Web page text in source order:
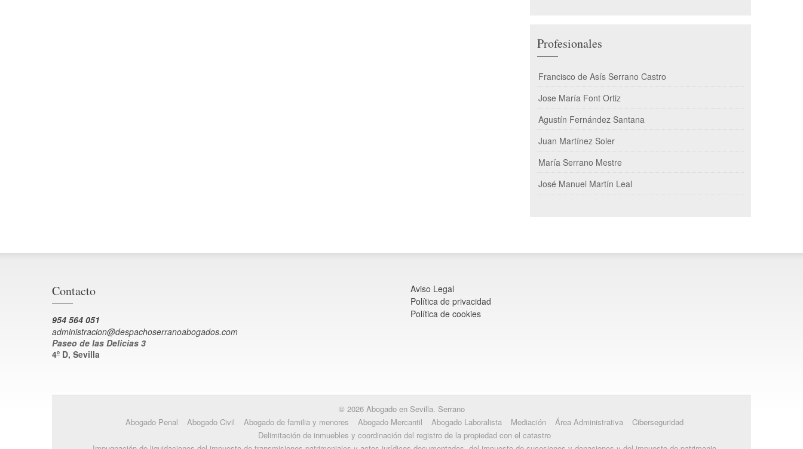
Profesionales
Francisco de Asís Serrano Castro
Jose María Font Ortiz
Agustín Fernández Santana
Juan Martínez Soler
María Serrano Mestre
José Manuel Martín Leal
Contacto
954 564 051
administracion@despachoserranoabogados.com
Paseo de las Delicias 3
4º D, Sevilla
Aviso Legal
Política de privacidad
Política de cookies
© 2026 Abogado en Sevilla. Serrano
Abogado Penal
Abogado Civil Abogado de familia y menores Abogado Mercantil Abogado Laboralista Mediación Área Administrativa
Ciberseguridad
Delimitación de inmuebles y coordinación del registro de la propiedad con el catastro